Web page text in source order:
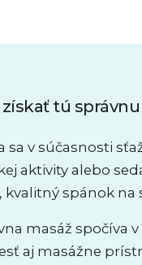
tú
sa v súčasnosti
aktivity alebo
kvalitný spánok
masáž spočíva
aj masážne